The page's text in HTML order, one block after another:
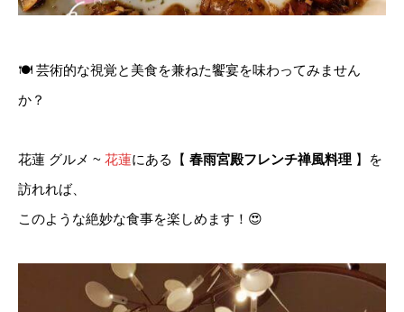
🍽 芸術的な視覚と美食を兼ねた饗宴を味わってみません
か？
花蓮 グルメ ~ 花蓮にある【 春雨宮殿フレンチ禅風料理 】を
訪れれば、
このような絶妙な食事を楽しめます！ 😍